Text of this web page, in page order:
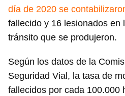
día de 2020 se
fallecido y 16 lesionados en
tránsito que se produjeron.
Según los datos de la
Seguridad Vial, la tasa de
fallecidos por cada 100.000